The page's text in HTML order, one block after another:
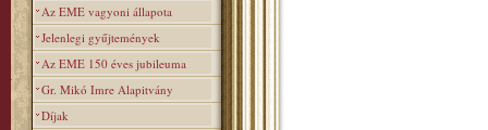
Az EME vagyoni állapota
Jelenlegi gyűjtemények
Az EME 150 éves jubileuma
Gr. Mikó Imre Alapitvány
Díjak